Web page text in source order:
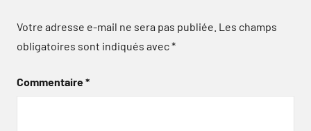
Votre adresse e-mail ne sera pas publiée. Les champs
obligatoires sont indiqués avec*
Commentaire*